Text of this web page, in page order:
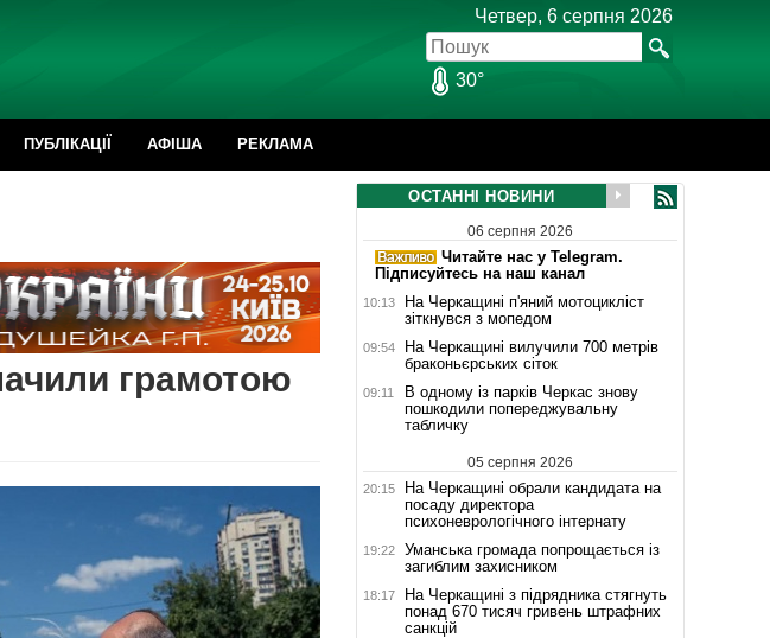
Четвер, 6 серпня 2026
30°
ПУБЛІКАЦІЇ АФІША РЕКЛАМА
грамотою
ОСТАННІ НОВИНИ
06 серпня 2026
Читайте нас у Telegram.
Підписуйтесь на наш канал
10:13
На Черкащині п'яний мотоцикліст
зіткнувся з мопедом
09:54
На Черкащині вилучили 700 метрів
браконьєрських сіток
09:11
В одному із парків Черкас знову
пошкодили попереджувальну
табличку
05 серпня 2026
20:15
На Черкащині обрали кандидата на
посаду директора
психоневрологічного інтернату
19:22
Уманська громада попрощається із
загиблим захисником
18:17
На Черкащині з підрядника стягнуть
понад 670 тисяч гривень штрафних
санкцій